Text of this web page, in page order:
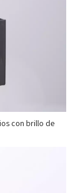
con brillo de